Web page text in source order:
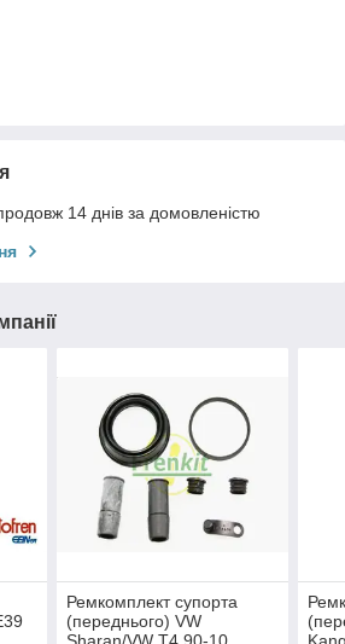
14 днів за домовленістю
Ремкомплект супорта
(переднього) VW